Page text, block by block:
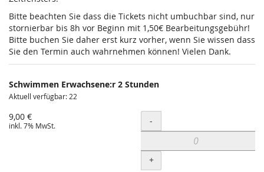
Bitte beachten Sie dass die Tickets nicht umbuchbar sind, nur
stornierbar bis 8h vor Beginn mit 1,50€ Bearbeitungsgebühr!
Bitte buchen Sie daher erst kurz vorher, wenn Sie wissen dass
Sie den Termin auch wahrnehmen können! Vielen Dank.
Schwimmen Erwachsene:r 2 Stunden
Aktuell verfügbar: 22
9,00 €
inkl. 7% MwSt. Menge
-
+